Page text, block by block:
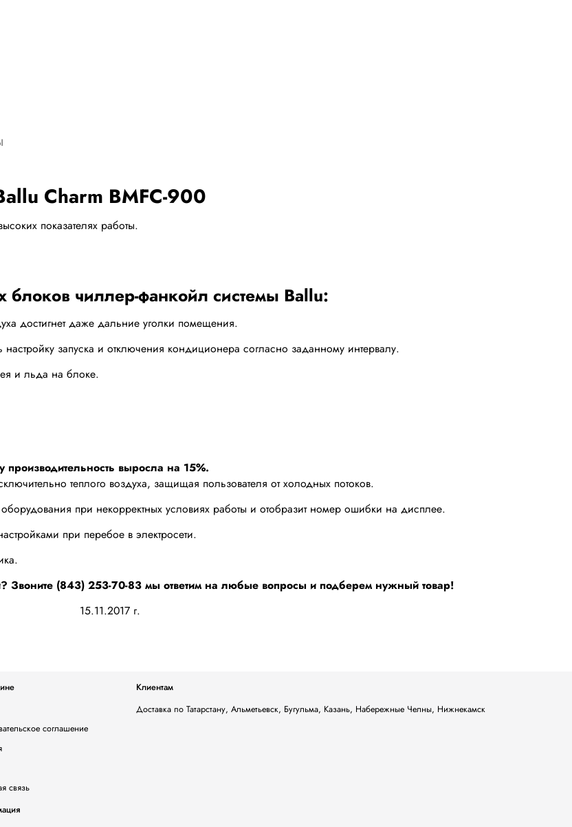
Charm BMFC-900
показателях работы.
блоков чиллер-фанкойл системы Ballu:
достигнет даже дальние уголки помещения.
настройку запуска и отключения кондиционера согласно заданному интервалу.
и льда на блоке.
выросла на 15%.
теплого воздуха, защищая пользователя от холодных потоков.
при некорректных условиях работы и отобразит номер ошибки на дисплее.
при перебое в электросети.
Звоните (843) 253-70-83 мы ответим на любые вопросы и подберем нужный товар!
15.11.2017 г.
соглашение
связь
Клиентам
Доставка по Татарстану, Альметьевск, Бугульма, Казань, Набережные Челны, Нижнекамск